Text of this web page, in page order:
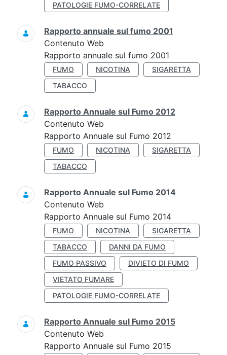
PATOLOGIE FUMO-CORRELATE
Rapporto annuale sul fumo 2001
Contenuto Web
Rapporto annuale sul fumo 2001
FUMO NICOTINA
SIGARETTA
TABACCO
Rapporto Annuale sul Fumo 2012
Contenuto Web
Rapporto Annuale sul Fumo 2012
FUMO NICOTINA
SIGARETTA
TABACCO
Rapporto Annuale sul Fumo 2014
Contenuto Web
Rapporto Annuale sul Fumo 2014
FUMO NICOTINA
SIGARETTA
TABACCO
DANNI DA FUMO
FUMO PASSIVO
DIVIETO DI FUMO
VIETATO FUMARE
PATOLOGIE FUMO-CORRELATE
Rapporto Annuale sul Fumo 2015
Contenuto Web
Rapporto Annuale sul Fumo 2015